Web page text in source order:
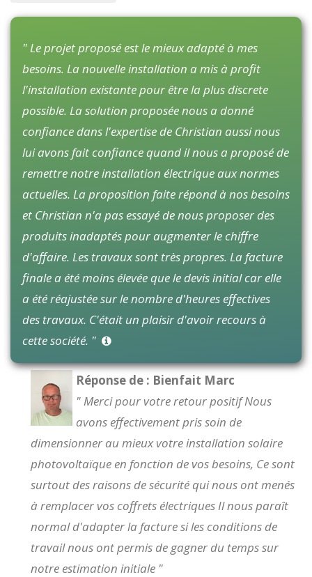
" Le projet proposé est le mieux adapté à mes
besoins. La nouvelle installation a mis à profit
l'installation existante pour être la plus discrete
possible. La solution proposée nous a donné
confiance dans l'expertise de Christian aussi nous
lui avons fait confiance quand il nous a proposé de
remettre notre installation électrique aux normes
actuelles. La proposition faite répond à nos besoins
et Christian n'a pas essayé de nous proposer des
produits inadaptés pour augmenter le chiffre
d'affaire. Les travaux sont très propres. La facture
finale a été moins élevée que le devis initial car elle
a été réajustée sur le nombre d'heures effectives
des travaux. C'était un plaisir d'avoir recours à
cette société. "
Réponse de : Bienfait Marc
" Merci pour votre retour positif Nous
avons effectivement pris soin de
dimensionner au mieux votre installation solaire
photovoltaïque en fonction de vos besoins, Ce sont
surtout des raisons de sécurité qui nous ont menés
à remplacer vos coffrets électriques Il nous paraît
normal d'adapter la facture si les conditions de
travail nous ont permis de gagner du temps sur
notre estimation initiale "